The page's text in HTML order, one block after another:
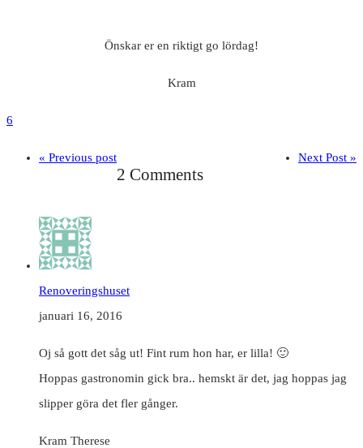
Önskar er en riktigt go lördag!
Kram
6
« Previous post Next Post »
2 Comments
Renoveringshuset
januari 16, 2016
Oj så gott det såg ut! Fint rum hon har, er lilla! 🙂
Hoppas gastronomin gick bra.. hemskt är det, jag hoppas jag
slipper göra det fler gånger.
Kram Therese